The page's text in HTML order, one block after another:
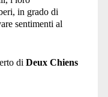
in grado di
sentimenti al
di Deux Chiens